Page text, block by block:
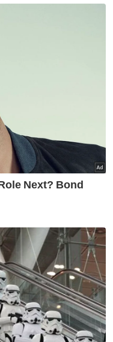
tetapi perlu
sosial serta
dan
bahawa
mengejar
perlu
sosial melalui
ekonomi serta